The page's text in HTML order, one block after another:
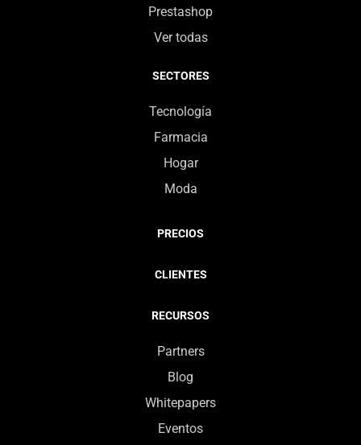
Prestashop
Ver todas
SECTORES
Tecnología
Farmacia
Hogar
Moda
PRECIOS
CLIENTES
RECURSOS
Partners
Blog
Whitepapers
Eventos